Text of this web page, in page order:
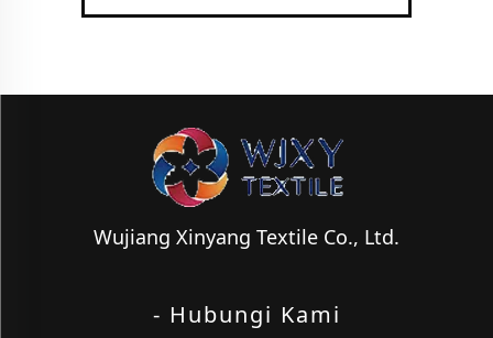
Wujiang Xinyang Textile Co., Ltd.
- Hubungi Kami